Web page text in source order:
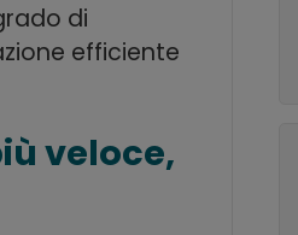
di
efficiente
veloce,